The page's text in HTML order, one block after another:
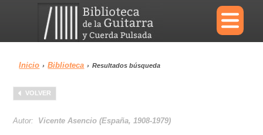
×
Menu
Biblioteca Diccionario
Inicio › Biblioteca › Resultados búsqueda
VOLVER
Autor: Vicente Asencio (España, 1908-1979)